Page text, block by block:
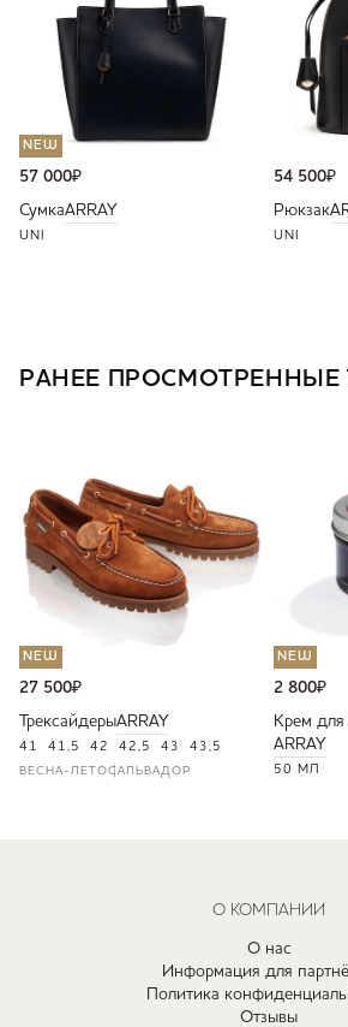
NEW
57 000₽
СумкаARRAY
UNI
54 500₽
Рюкзак
UNI
РАНЕЕ ПРОСМОТРЕННЫЕ
NEW
27 500₽
ТрексайдерыARRAY
41 41,5 42 42,5 43 43,5
ВЕСНА-ЛЕТОСАЛЬВАДОР
NEW
2 800₽
Крем
ARRAY
50 МЛ
О КОМПАНИИ
О нас
Информация для
Политика
Отзывы